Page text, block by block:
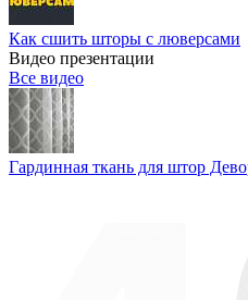
Как сшить шторы с люверсами
Видео презентации
Все видео
Гардинная ткань для штор